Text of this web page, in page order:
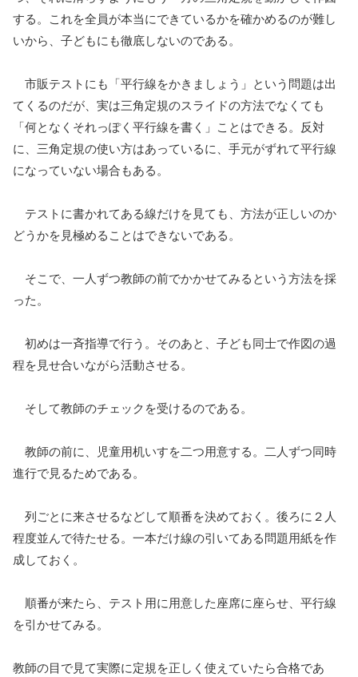
する。これを全員が本当にできているかを確かめるのが難し
いから、子どもにも徹底しないのである。
市販テストにも「平行線をかきましょう」という問題は出
てくるのだが、実は三角定規のスライドの方法でなくても
「何となくそれっぽく平行線を書く」ことはできる。反対
に、三角定規の使い方はあっているに、手元がずれて平行線
になっていない場合もある。
テストに書かれてある線だけを見ても、方法が正しいのか
どうかを見極めることはできないである。
そこで、一人ずつ教師の前でかかせてみるという方法を採
った。
初めは一斉指導で行う。そのあと、子ども同士で作図の過
程を見せ合いながら活動させる。
そして教師のチェックを受けるのである。
教師の前に、児童用机いすを二つ用意する。二人ずつ同時
進行で見るためである。
列ごとに来させるなどして順番を決めておく。後ろに２人
程度並んで待たせる。一本だけ線の引いてある問題用紙を作
成しておく。
順番が来たら、テスト用に用意した座席に座らせ、平行線
を引かせてみる。
教師の目で見て実際に定規を正しく使えていたら合格であ